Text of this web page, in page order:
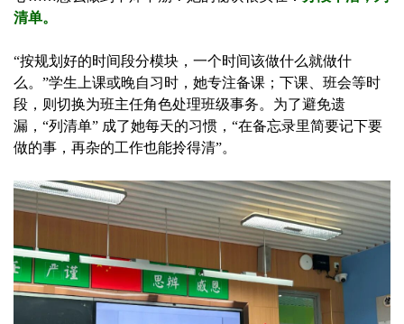
清单。
“按规划好的时间段分模块，一个时间该做什么就做什
么。”学生上课或晚自习时，她专注备课；下课、班会等时
段，则切换为班主任角色处理班级事务。为了避免遗
漏，“列清单” 成了她每天的习惯，“在备忘录里简要记下要
做的事，再杂的工作也能拎得清”。